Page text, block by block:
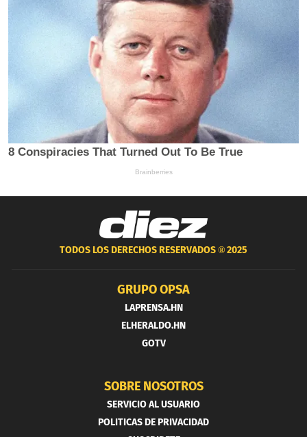
TODOS LOS DERECHOS RESERVADOS ®2025
GRUPO OPSA
LAPRENSA.HN
ELHERALDO.HN
GOTV
SOBRE NOSOTROS
SERVICIO AL USUARIO
POLITICAS DE PRIVACIDAD